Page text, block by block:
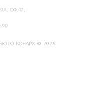
ОФ.47,
БЮРО КОНАРХ © 2026